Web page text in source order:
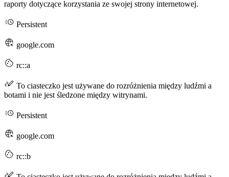
raporty dotyczące korzystania ze swojej strony internetowej.
Persistent
google.com
rc::a
To ciasteczko jest używane do rozróżnienia między ludźmi a
botami i nie jest śledzone między witrynami.
Persistent
google.com
rc::b